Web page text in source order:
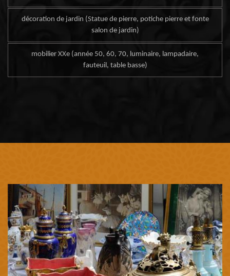
décoration de jardin (Statue de pierre, potiche pierre et fonte
salon de jardin)
mobilier XXe (année 50, 60, 70, luminaire, lampadaire,
fauteuil, table basse)